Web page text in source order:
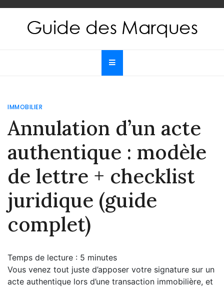
Skip
content
Guide des Marques
IMMOBILIER
Annulation d’un acte
authentique : modèle
de lettre + checklist
juridique (guide
complet)
Temps de lecture : 5 minutes
Vous venez tout juste d’apposer votre signature sur un
acte authentique lors d’une transaction immobilière, et